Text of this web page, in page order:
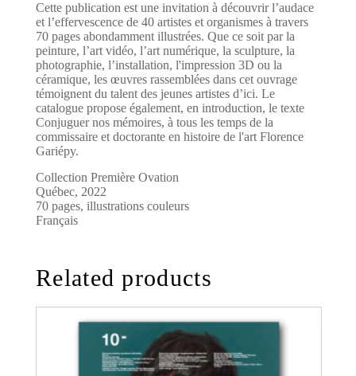
Cette publication est une invitation à découvrir l’audace
et l’effervescence de 40 artistes et organismes à travers
70 pages abondamment illustrées. Que ce soit par la
peinture, l’art vidéo, l’art numérique, la sculpture, la
photographie, l’installation, l'impression 3D ou la
céramique, les œuvres rassemblées dans cet ouvrage
témoignent du talent des jeunes artistes d’ici. Le
catalogue propose également, en introduction, le texte
Conjuguer nos mémoires, à tous les temps de la
commissaire et doctorante en histoire de l'art Florence
Gariépy.
Collection Première Ovation
Québec, 2022
70 pages, illustrations couleurs
Français
Related products